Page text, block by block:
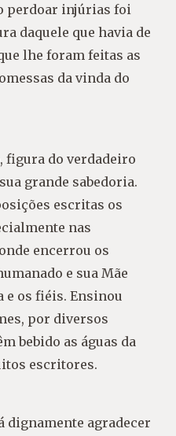
perdoar injúrias foi
daquele que havia de
lhe foram feitas as
da vinda do
figura do verdadeiro
grande sabedoria.
escritas os
nas
encerrou os
e sua Mãe
e os fiéis. Ensinou
por diversos
bebido as águas da
escritores.
dignamente agradecer